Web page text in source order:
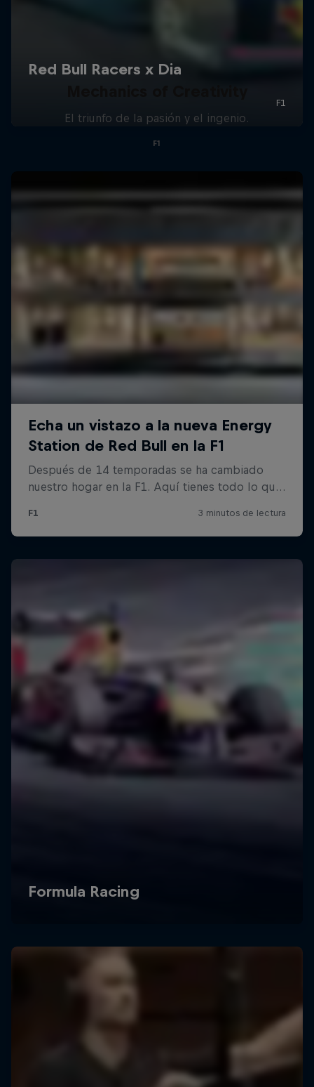
El triunfo de la pasión y el ingenio.
F1